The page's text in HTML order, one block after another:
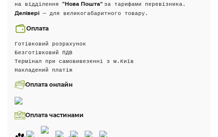
на відділення "Нова Пошта" за тарифами перевізника.
Делівері — для великогабаритного товару.
Оплата
Готівковий розрахунок
Безготівковий ПДВ
Термінал при самовивезенні з м.Київ
Накладений платіж
Оплата онлайн
Оплата частинами